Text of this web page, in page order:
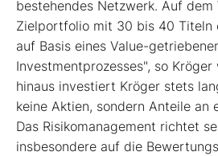
bestehendes Netzwerk. Auf dem
Zielportfolio mit 30 bis 40 Titeln
auf ­Basis eines Value-
Investmentprozesses", so
hinaus investiert Kröger stets
keine Aktien, sondern Anteile an
Das Risikomanagement richtet
insbesondere auf die